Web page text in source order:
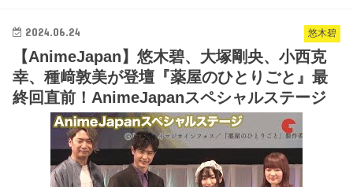
悠木碧
2024.06.24
【AnimeJapan】悠木碧、大塚剛央、小西克
幸、種﨑敦美が登壇『薬屋のひとりごと』最
終回直前！AnimeJapanスペシャルステージ